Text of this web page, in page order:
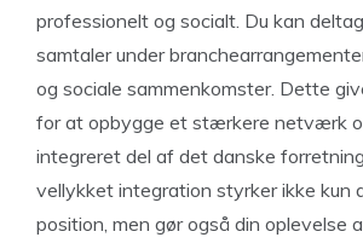
professionelt og socialt. Du kan
samtaler under
og sociale sammenkomster. Dette
for at opbygge et stærkere netværk
integreret del af det danske
vellykket integration styrker ikke kun
position, men gør også din oplevelse